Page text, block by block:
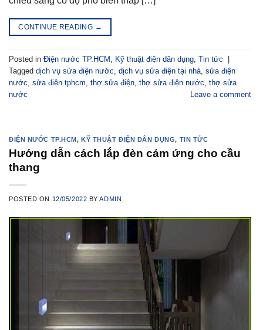
CONTINUE READING →
Posted in Điện nước TP.HCM Kỹ thuật điện dân dụng Tin tức
|
Tagged dịch vụ sửa điện nước dịch vụ sửa điện tại nhà sửa điện
nước sửa điện tphcm thợ sửa điện thợ sửa điện nước thợ sửa
nước
Leave a comment
ĐIỆN NƯỚC TP.HCM , KỸ THUẬT ĐIỆN DÂN DỤNG, TIN TỨC
Hướng dẫn cách lắp đèn cảm ứng cho cầu
thang
POSTED ON 12/05/2022 BYADMIN